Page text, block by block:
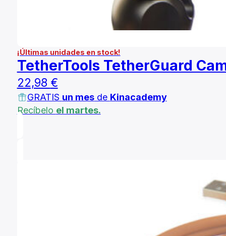
¡Últimas unidades en stock!
TetherTools TetherGuard
22,98 €
GRATIS un mesde Kinacademy
Recíbelo el martes.